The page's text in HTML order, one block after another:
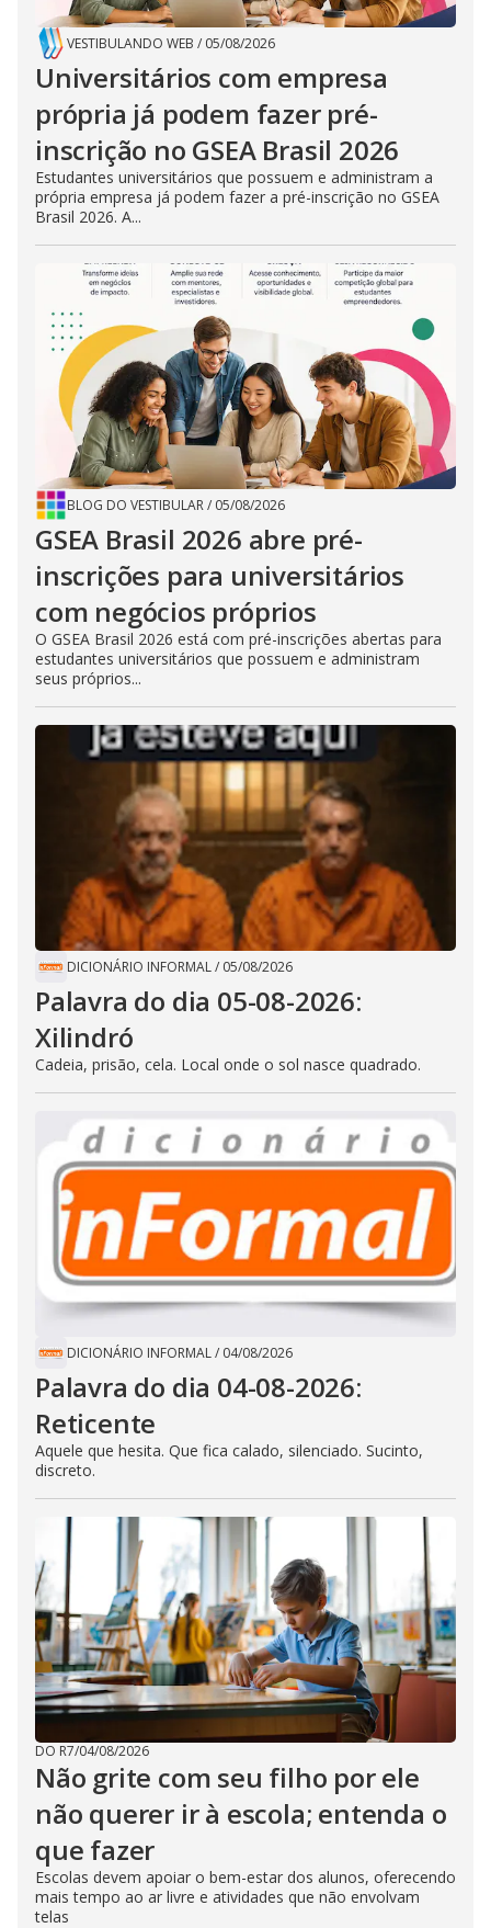
VESTIBULANDO WEB / 05/08/2026
Universitários com empresa
própria já podem fazer pré-
inscrição no GSEA Brasil 2026
Estudantes universitários que possuem e administram a
própria empresa já podem fazer a pré-inscrição no GSEA
Brasil 2026. A...
BLOG DO VESTIBULAR/ 05/08/2026
GSEA Brasil 2026 abre pré-
inscrições para universitários
com negócios próprios
O GSEA Brasil 2026 está com pré-inscrições abertas para
estudantes universitários que possuem e administram
seus próprios...
DICIONÁRIO INFORMAL/ 05/08/2026
Palavra do dia 05-08-2026:
Xilindró
Cadeia, prisão, cela. Local onde o sol nasce quadrado.
DICIONÁRIO INFORMAL/ 04/08/2026
Palavra do dia 04-08-2026:
Reticente
Aquele que hesita. Que fica calado, silenciado. Sucinto,
discreto.
DO R7/04/08/2026
Não grite com seu filho por ele
não querer ir à escola; entenda o
que fazer
Escolas devem apoiar o bem-estar dos alunos, oferecendo
mais tempo ao ar livre e atividades que não envolvam
telas